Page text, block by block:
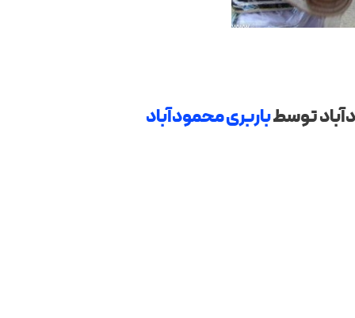
توسطباربری محمودآباد